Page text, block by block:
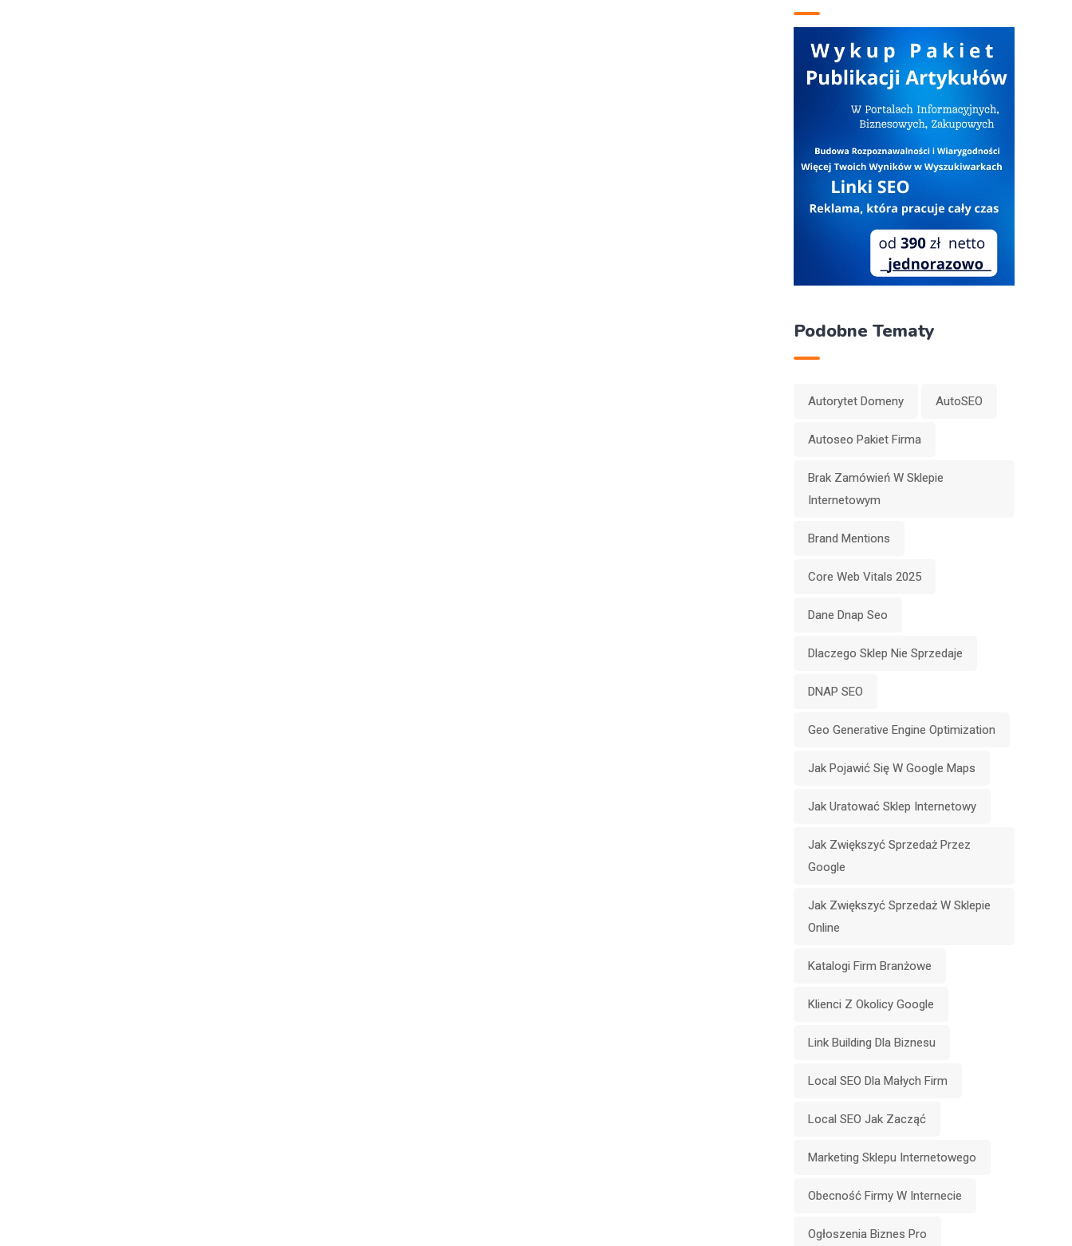
Podobne Tematy
Autorytet Domeny AutoSEO
Autoseo Pakiet Firma
Brak Zamówień W Sklepie
Internetowym
Brand Mentions
Core Web Vitals 2025
Dane Dnap Seo
Dlaczego Sklep Nie Sprzedaje
DNAP SEO
Geo Generative Engine Optimization
Jak Pojawić Się W Google Maps
Jak Uratować Sklep Internetowy
Jak Zwiększyć Sprzedaż Przez
Google
Jak Zwiększyć Sprzedaż W Sklepie
Online
Katalogi Firm Branżowe
Klienci Z Okolicy Google
Link Building Dla Biznesu
Local SEO Dla Małych Firm
Local SEO Jak Zacząć
Marketing Sklepu Internetowego
Obecność Firmy W Internecie
Ogłoszenia Biznes Pro